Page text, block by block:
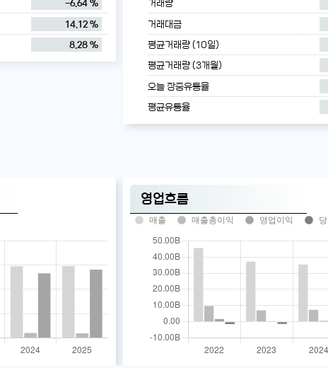
-6.64 %
14.12 %
8.28 %
거래량
거래대금
평균거래량 (10일)
평균거래량 (3개월)
오늘 장중유통율
평균유통율
영업흐름
매출 매출총이익 영업이익